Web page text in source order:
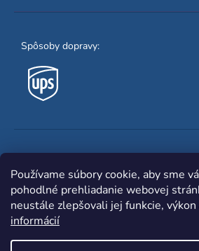
Používame súbory cookie, aby sme
pohodlné prehliadanie webovej
neustále zlepšovali jej funkcie,
informácií
Spôsoby dopravy: